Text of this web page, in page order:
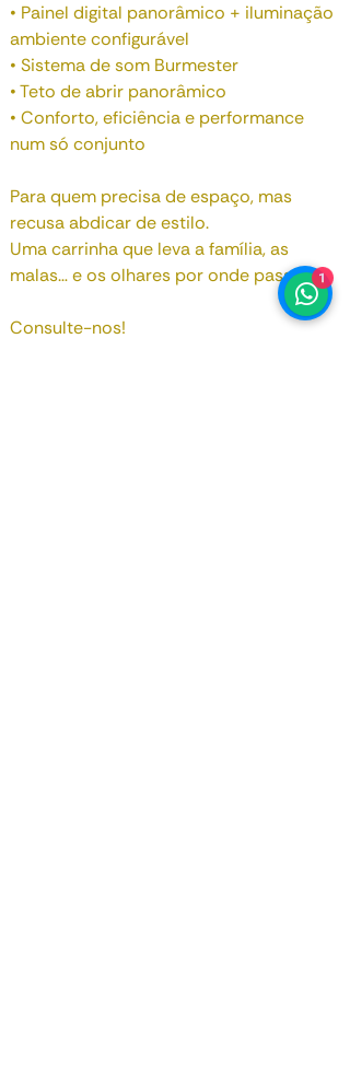
• Painel digital panorâmico + iluminação
ambiente configurável
• Sistema de som Burmester
• Teto de abrir panorâmico
• Conforto, eficiência e performance
num só conjunto
Para quem precisa de espaço, mas
recusa abdicar de estilo.
Uma carrinha que leva a família, as
malas… e os olhares por onde passa...
Consulte-nos!
1